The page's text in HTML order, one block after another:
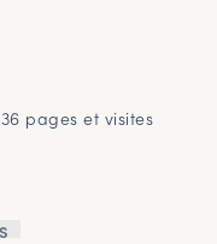
pages et visites